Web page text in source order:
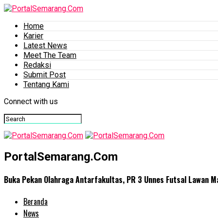
Home
Karier
Latest News
Meet The Team
Redaksi
Submit Post
Tentang Kami
Connect with us
PortalSemarang.Com
Buka Pekan Olahraga Antarfakultas, PR 3 Unnes Futsal Lawan
Beranda
News